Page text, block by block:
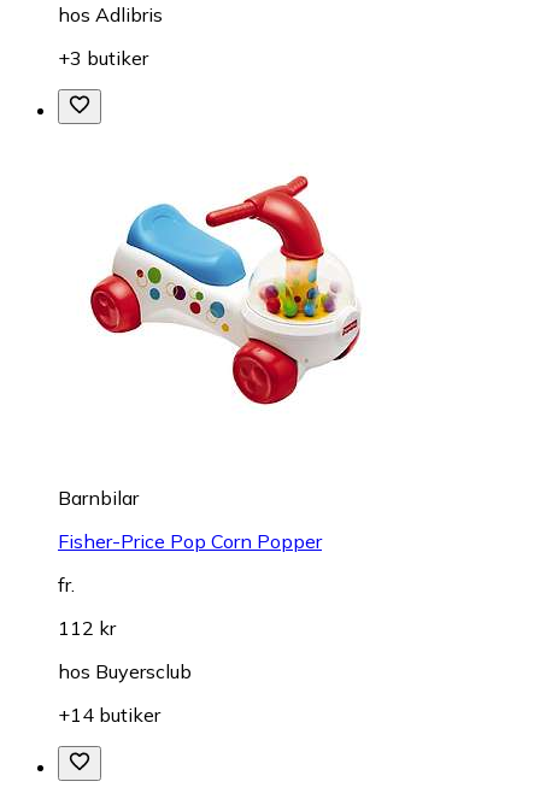
hos Adlibris
+3 butiker
Barnbilar
Fisher-Price Pop Corn Popper
fr.
112 kr
hos Buyersclub
+14 butiker